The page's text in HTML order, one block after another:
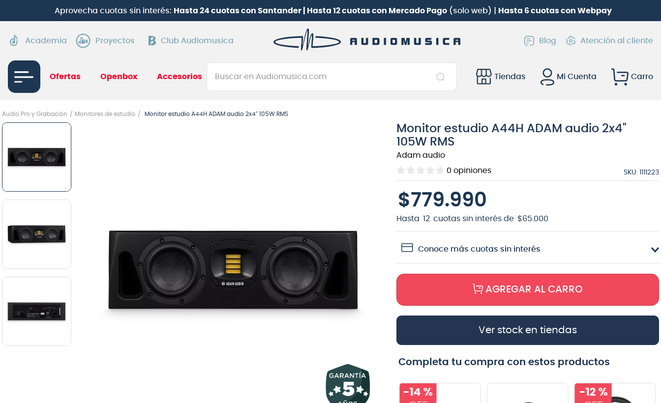
Aprovecha cuotas sin interés: Hasta 24 cuotas con Santander | Hasta 12 cuotas con Mercado Pago(solo web) | Hasta 6 cuotas con Webpay
Academia Proyectos Club Audiomusica Blog Atención al cliente
Ofertas Openbox Accesorios
Buscar en Audiomusica.com
Tiendas
Mi Cuenta
Audio Pro y Grabación Monitores de estudio Monitor estudio A44H ADAM audio 2x4" 105W RMS
Monitor estudio A44H ADAM audio 2x4"
105W RMS
Adam audio
0 opiniones SKU: 1111223
$779.990
Hasta 12 cuotas sin interés de $65 000
Conoce más cuotas sin interés
AGREGAR AL CARRO
Ver stock en tiendas
Completa tu compra con estos productos
-14 % -12 %
1.
guitarra electrica
8.
micrófono
9.
bateria
violin